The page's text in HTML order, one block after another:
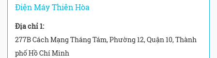
Điện Máy Thiên Hòa
Địa chỉ 1:
277B Cách Mạng Tháng Tám, Phường 12, Quận 10, Thành
phố Hồ Chí Minh